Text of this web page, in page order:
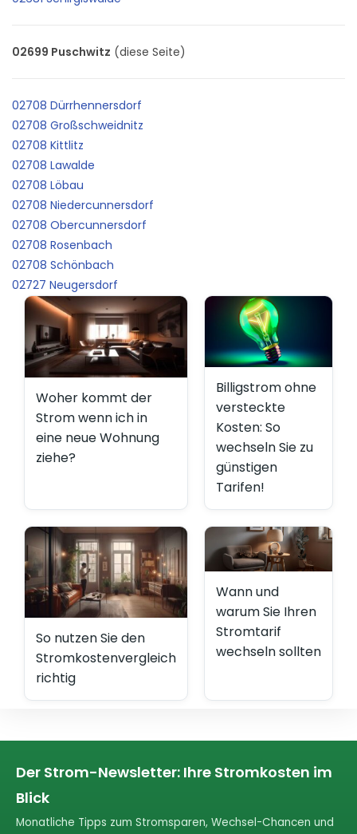
02699 Puschwitz (diese Seite)
02708 Dürrhennersdorf
02708 Großschweidnitz
02708 Kittlitz
02708 Lawalde
02708 Löbau
02708 Niedercunnersdorf
02708 Obercunnersdorf
02708 Rosenbach
02708 Schönbach
02727 Neugersdorf
Woher kommt der
Strom wenn ich in
eine neue Wohnung
ziehe?
Billigstrom ohne
versteckte
Kosten: So
wechseln Sie zu
günstigen
Tarifen!
So nutzen Sie den
Stromkostenvergleich
richtig
Wann und
warum Sie Ihren
Stromtarif
wechseln sollten
Der Strom-Newsletter: Ihre Stromkosten im
Blick
Monatliche Tipps zum Stromsparen, Wechsel-Chancen und